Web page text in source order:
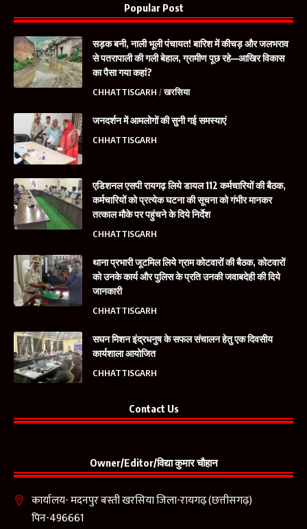
Popular Post
सड़क बनी, नाली भूली पंचायत! बारिश में कीचड़ और जलभराव
से पतरापाली की गली बेहाल, ग्रामीण पूछ रहे—आखिर विकास
का पैसा गया कहां?
CHHATTISGARH खरसिया
जनदर्शन में आमलोगों की सुनी गई समस्याएं
CHHATTISGARH
एडिशनल एसपी रायगढ़ लिये डायल 112 कर्मचारियों की बैठक,
कर्मचारियों को प्रत्येक घटना की सूचना को गंभीर मानकर
तत्काल मौके पर पहुंचने के दिये निर्देश
CHHATTISGARH
थाना प्रभारी जूटमिल लिये ग्राम कोटवारों की बैठक, कोटवारों
को उनके कार्य और पुलिस के प्रति उनकी जवाबदेही की दिये
जानकारी
CHHATTISGARH
सघन मिशन इंद्रधनुष के सफल संचालन हेतु एक दिवसीय
कार्यशाला आयोजित
CHHATTISGARH
Contact Us
Owner/Editor/विद्या कुमार चौहान
कार्यालय- मदनपुर बस्ती खरसिया जिला-रायगढ़ (छत्तीसगढ़)
पिन-496661